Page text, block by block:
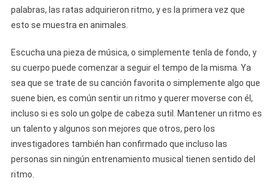
palabras, las ratas adquirieron ritmo, y es la primera vez que
esto se muestra en animales.
Escucha una pieza de música, o simplemente tenla de fondo, y
su cuerpo puede comenzar a seguir el tempo de la misma. Ya
sea que se trate de su canción favorita o simplemente algo que
suene bien, es común sentir un ritmo y querer moverse con él,
incluso si es solo un golpe de cabeza sutil. Mantener un ritmo es
un talento y algunos son mejores que otros, pero los
investigadores también han confirmado que incluso las
personas sin ningún entrenamiento musical tienen sentido del
ritmo.